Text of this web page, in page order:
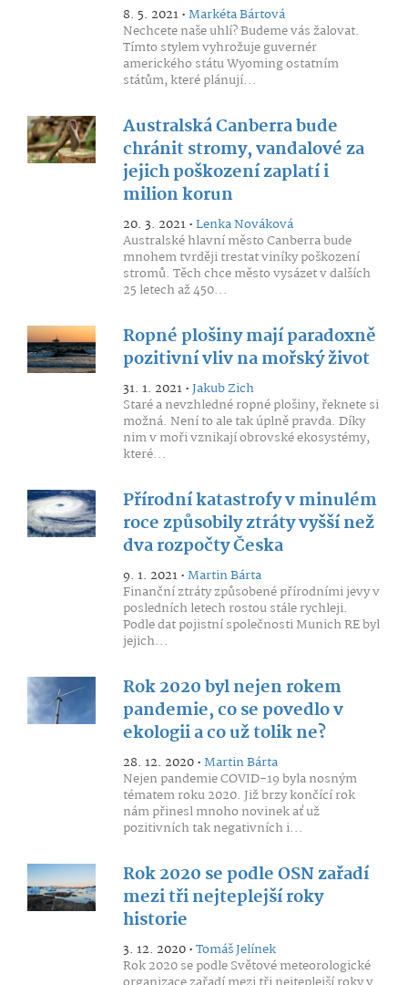
8. 5. 2021 •Markéta Bártová
Nechcete naše uhlí? Budeme vás žalovat.
Tímto stylem vyhrožuje guvernér
amerického státu Wyoming ostatním
státům, které plánují...
Australská Canberra bude
chránit stromy, vandalové za
jejich poškození zaplatí i
milion korun
20. 3. 2021 •Lenka Nováková
Australské hlavní město Canberra bude
mnohem tvrději trestat viníky poškození
stromů. Těch chce město vysázet v dalších
25 letech až 450...
Ropné plošiny mají paradoxně
pozitivní vliv na mořský život
31. 1. 2021 •Jakub Zich
Staré a nevzhledné ropné plošiny, řeknete si
možná. Není to ale tak úplně pravda. Díky
nim v moři vznikají obrovské ekosystémy,
které...
Přírodní katastrofy v minulém
roce způsobily ztráty vyšší než
dva rozpočty Česka
9. 1. 2021 •Martin Bárta
Finanční ztráty způsobené přírodními jevy v
posledních letech rostou stále rychleji.
Podle dat pojistní společnosti Munich RE byl
jejich...
Rok 2020 byl nejen rokem
pandemie, co se povedlo v
ekologii a co už tolik ne?
28. 12. 2020 •Martin Bárta
Nejen pandemie COVID-19 byla nosným
tématem roku 2020. Již brzy končící rok
nám přinesl mnoho novinek ať už
pozitivních tak negativních i...
Rok 2020 se podle OSN zařadí
mezi tři nejteplejší roky
historie
3. 12. 2020 •Tomáš Jelínek
Rok 2020 se podle Světové meteorologické